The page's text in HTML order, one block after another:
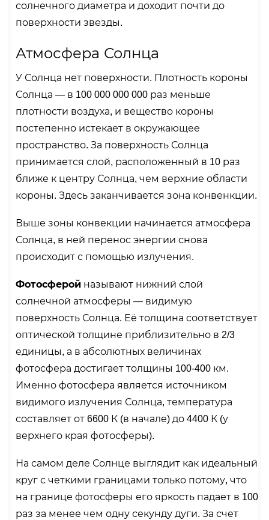
солнечного диаметра и доходит почти до
поверхности звезды.
Атмосфера Солнца
У Солнца нет поверхности. Плотность короны
Солнца — в 100 000 000 000 раз меньше
плотности воздуха, и вещество короны
постепенно истекает в окружающее
пространство. За поверхность Солнца
принимается слой, расположенный в 10 раз
ближе к центру Солнца, чем верхние области
короны. Здесь заканчивается зона конвенкции.
Выше зоны конвекции начинается атмосфера
Солнца, в ней перенос энергии снова
происходит с помощью излучения.
Фотосферой называют нижний слой
солнечной атмосферы — видимую
поверхность Солнца. Её толщина соответствует
оптической толщине приблизительно в 2/3
единицы, а в абсолютных величинах
фотосфера достигает толщины 100-400 км.
Именно фотосфера является источником
видимого излучения Солнца, температура
составляет от 6600 К (в начале) до 4400 К (у
верхнего края фотосферы).
На самом деле Солнце выглядит как идеальный
круг с четкими границами только потому, что
на границе фотосферы его яркость падает в 100
раз за менее чем одну секунду дуги. За счет